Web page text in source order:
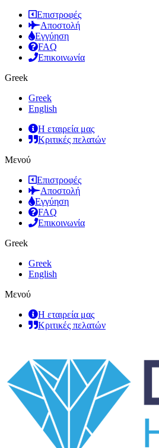
Επιστροφές
Αποστολή
Εγγύηση
FAQ
Επικοινωνία
Greek
Greek
English
Η εταιρεία μας
Κριτικές πελατών
Μενού
Επιστροφές
Αποστολή
Εγγύηση
FAQ
Επικοινωνία
Greek
Greek
English
Μενού
Η εταιρεία μας
Κριτικές πελατών